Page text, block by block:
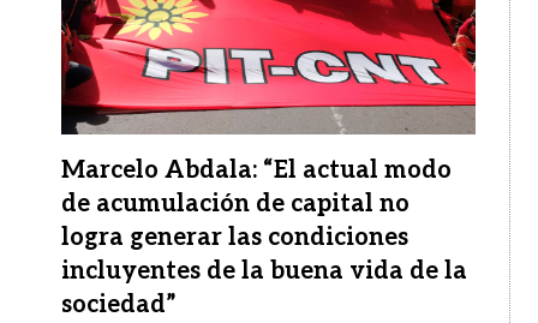
Marcelo Abdala: “El actual modo
de acumulación de capital no
logra generar las condiciones
incluyentes de la buena vida de la
sociedad”